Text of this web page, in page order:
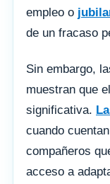
empleo o
de un fracaso
Sin embargo,
muestran que
significativa.
cuando
compañeros
acceso a